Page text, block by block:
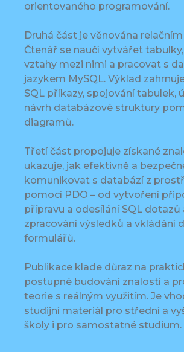
orientovaného programování.
Druhá část je věnována
Čtenář se naučí vytvářet
vztahy mezi nimi a pracovat s
jazykem MySQL. Výklad
SQL příkazy, spojování tabulek,
návrh databázové struktury
diagramů.
Třetí část propojuje získané
ukazuje, jak efektivně a
komunikovat s databází z
pomocí PDO – od vytvoření
přípravu a odesílání SQL dotazů
zpracování výsledků a vkládání
formulářů.
Publikace klade důraz na
postupné budování znalostí a
teorie s reálným využitím. Je
studijní materiál pro střední a
školy i pro samostatné studium.